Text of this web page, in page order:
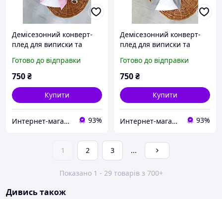
Демісезонний конверт-
плед для виписки та
тканина піке-косичка з
бавовною, колір рожевий
Готово до відправки
750₴
Купити
Интернет-магазин "GLADYS" 93%
Демісезонний конверт-
плед для виписки та
тканина піке-косичка з
бавовною, колір білий з
Готово до відправки
750₴
Купити
Интернет-магазин "GLADYS" 93%
1 2 3 ...
Показано 1 - 29 товарів з 700+
Дивись також